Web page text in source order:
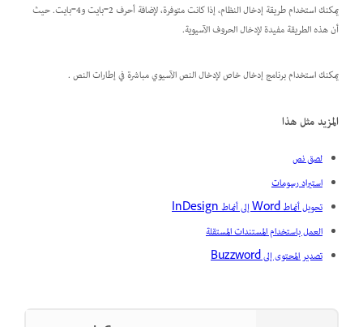
يمكنك استخدام طريقة إدخال النظام، إذا كانت متوفرة، لإضافة أحرف 2‑بايت و4‑بايت. حيث
أن هذه الطريقة مفيدة لإدخال الحروف الآسيوية.
يمكنك استخدام برنامج إدخال خاص لإدخال النص الآسيوي مباشرة في إطارات النص .
المزيد مثل هذا
لصق نص
استيراد رسومات
تحويل أنماط Word إلى أنماط InDesign
العمل باستخدام المستندات المستقلة
تصدير المحتوى إلى Buzzword